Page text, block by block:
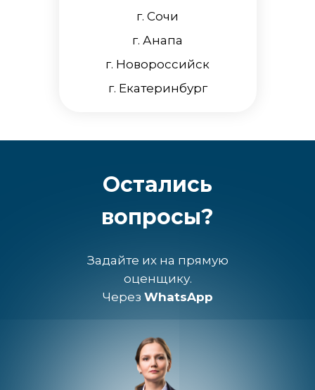
г. Сочи
г. Анапа
г. Новороссийск
г. Екатеринбург
Остались
вопросы?
Задайте их на прямую
оценщику.
Через WhatsApp
С каждой оплаты
мы перечисляем 3%
Благотворительный